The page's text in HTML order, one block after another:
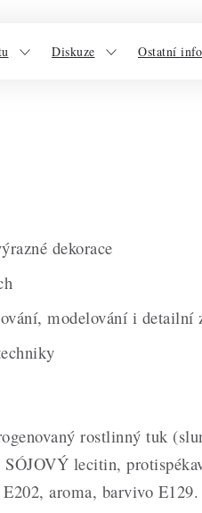
Diskuze Ostatní
dekorace
modelování i detailní
rostlinný tuk
lecitin,
aroma, barvivo E129.